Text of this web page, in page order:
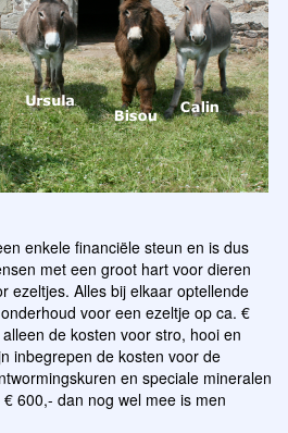
enkele financiële steun en is dus
met een groot hart voor dieren
ezeltjes. Alles bij elkaar optellende
voor een ezeltje op ca. €
de kosten voor stro, hooi en
inbegrepen de kosten voor de
en speciale mineralen
600,- dan nog wel mee is men